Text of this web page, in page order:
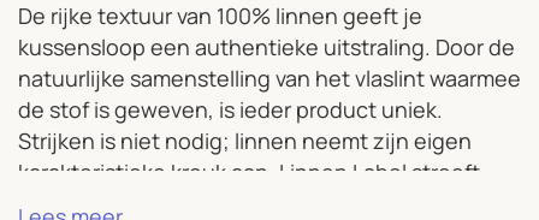
De rijke textuur van 100% linnen geeft je
kussensloop een authentieke uitstraling. Door de
natuurlijke samenstelling van het vlaslint waarmee
de stof is geweven, is ieder product uniek.
Strijken is niet nodig; linnen neemt zijn eigen
karakteristieke kreuk aan. Linnen Label streeft
naar een tijdloze collectie van kwaliteit die op een